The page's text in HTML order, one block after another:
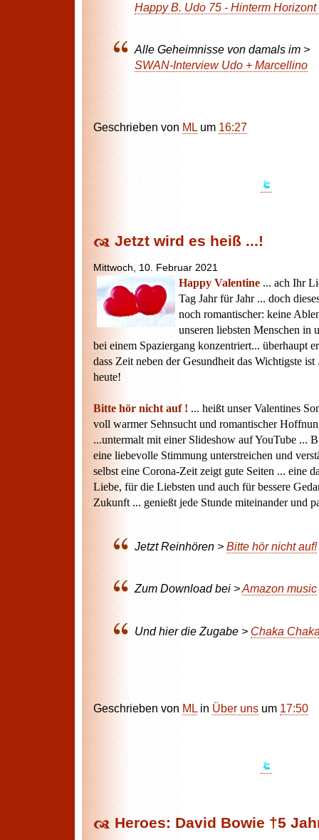
Happy B. Udo 75 - Hinterm Horizont
Alle Geheimnisse von damals im >
SWAN-Interview Udo + Marcellino
Geschrieben von ML um 16:27
Jetzt wird es heiß ...!
Mittwoch, 10. Februar 2021
Happy Valentine ... ach Ihr
Tag Jahr für Jahr ... doch
noch romantischer: keine
unseren liebsten Menschen in
bei einem Spaziergang konzentriert... überhaupt
dass Zeit neben der Gesundheit das Wichtigste
heute!
Bitte hör nicht auf ! ... heißt unser Valentines
voll warmer Sehnsucht und romantischer
...untermalt mit einer Slideshow auf YouTube ...
eine liebevolle Stimmung unterstreichen und
selbst eine Corona-Zeit zeigt gute Seiten ... eine
Liebe, für die Liebsten und auch für bessere
Zukunft ... genießt jede Stunde miteinander und
Jetzt Reinhören > Bitte hör nicht auf!
Zum Download bei >Amazon music
Und hier die Zugabe > Chaka
Geschrieben von ML in Über uns um 17:50
Heroes: David Bowie †5